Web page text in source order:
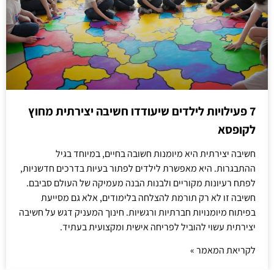
7 פעילויות לילדים שיעודדו חשיבה יצירתית מחוץ
לקופסא
חשיבה יצירתית היא מיומנות חשובה בחיים, במיוחד בגיל
ההתבגרות. היא מאפשרת לילדים לפתור בעיות בדרכים חדשניות,
לפתח רעיונות מקוריים ולבנות הבנה מעמיקה של העולם סביבם.
חשיבה זו לא רק תורמת להצלחה בלימודים, אלא גם מסייעת
בפיתוח מיומנויות חברתיות ורגשיות. חינוך המעניק דגש על חשיבה
יצירתית עשוי להוביל לפריחה אישית ומקצועית בעתיד.
לקריאת המאמר »